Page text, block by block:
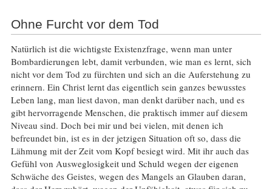
Ohne Furcht vor dem Tod
Natürlich ist die wichtigste Existenzfrage, wenn man unter
Bombardierungen lebt, damit verbunden, wie man es lernt, sich
nicht vor dem Tod zu fürchten und sich an die Auferstehung zu
erinnern. Ein Christ lernt das eigentlich sein ganzes bewusstes
Leben lang, man liest davon, man denkt darüber nach, und es
gibt hervorragende Menschen, die praktisch immer auf diesem
Niveau sind. Doch bei mir und bei vielen, mit denen ich
befreundet bin, ist es in der jetzigen Situation oft so, dass die
Lähmung mit der Zeit vom Kopf besiegt wird. Mit ihr auch das
Gefühl von Ausweglosigkeit und Schuld wegen der eigenen
Schwäche des Geistes, wegen des Mangels an Glauben daran,